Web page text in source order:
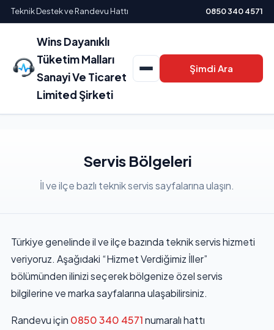
Teknik Destek ve Randevu Hattı 0850 340 4571
Wins Dayanıklı
Tüketim Malları
Sanayi Ve Ticaret
Limited Şirketi
Şimdi Ara
Servis Bölgeleri
İl ve ilçe bazlı teknik servis sayfalarına ulaşın.
Türkiye genelinde il ve ilçe bazında teknik servis hizmeti
veriyoruz. Aşağıdaki “Hizmet Verdiğimiz İller”
bölümünden ilinizi seçerek bölgenize özel servis
bilgilerine ve marka sayfalarına ulaşabilirsiniz.
Randevu için 0850 340 4571numaralı hattı